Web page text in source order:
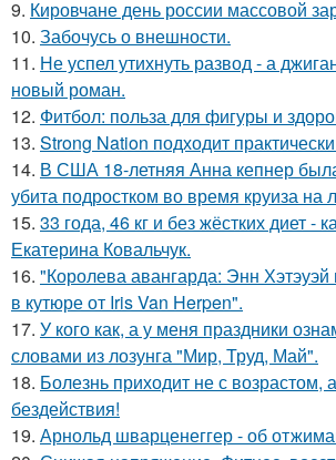
9. Кировчане день россии массовой
10. Забочусь о внешности.
11. Не успел утихнуть развод - а
новый роман.
12. Фитбол: польза для фигуры и
13. Strong Nation подходит
14. В США 18-летняя Анна кепнер
убита подростком во время круиза на
15. 33 года, 46 кг и без жёстких диет -
Екатерина Ковальчук.
16. "Королева авангарда: Энн Хэтэуэй
в кутюре от Iris Van Herpen".
17. У кого как, а у меня праздники
словами из лозунга "Мир, Труд, Май".
18. Болезнь приходит не с возрастом,
бездействия!
19. Арнольд шварценеггер - об